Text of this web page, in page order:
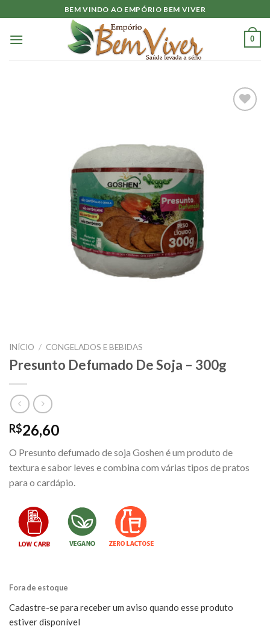
to
content
BEM VINDO AO EMPÓRIO BEM VIVER
0
INÍCIO / CONGELADOS E BEBIDAS
Presunto Defumado De Soja – 300g
R$26,60
O Presunto defumado de soja Goshen é um produto de
textura e sabor leves e combina com várias tipos de pratos
para o cardápio.
Fora de estoque
Cadastre-se para receber um aviso quando esse produto
estiver disponível